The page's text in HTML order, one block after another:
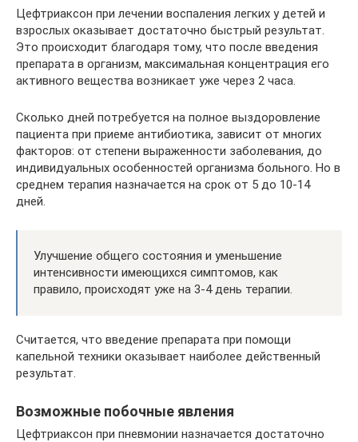
Цефтриаксон при лечении воспаления легких у детей и
взрослых оказывает достаточно быстрый результат.
Это происходит благодаря тому, что после введения
препарата в организм, максимальная концентрация его
активного вещества возникает уже через 2 часа.
Сколько дней потребуется на полное выздоровление
пациента при приеме антибиотика, зависит от многих
факторов: от степени выраженности заболевания, до
индивидуальных особенностей организма больного. Но в
среднем терапия назначается на срок от 5 до 10-14
дней.
Улучшение общего состояния и уменьшение
интенсивности имеющихся симптомов, как
правило, происходят уже на 3-4 день терапии.
Считается, что введение препарата при помощи
капельной техники оказывает наиболее действенный
результат.
Возможные побочные явления​
Цефтриаксон при пневмонии назначается достаточно